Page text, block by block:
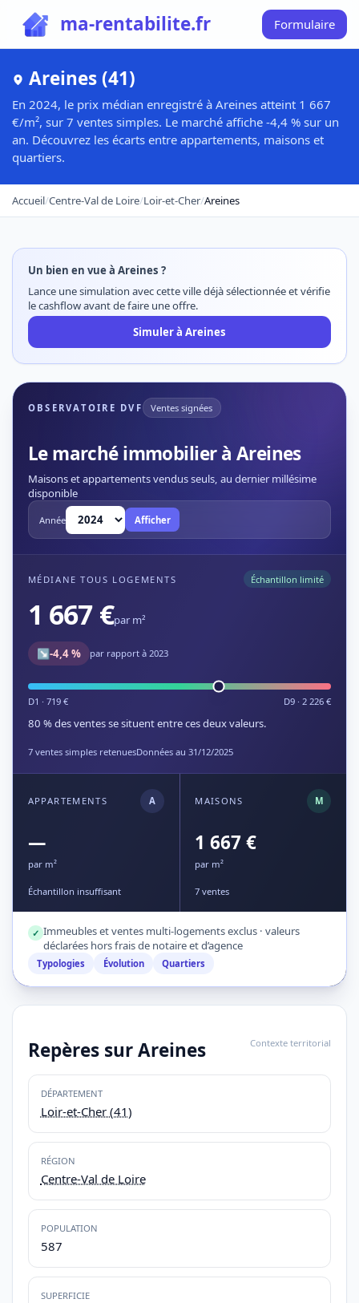
ma-rentabilite.fr Formulaire
Areines (41)
En 2024, le prix médian enregistré à Areines atteint 1 667
€/m², sur 7 ventes simples. Le marché affiche -4,4 % sur un
an. Découvrez les écarts entre appartements, maisons et
quartiers.
Accueil/Centre-Val de Loire/Loir-et-Cher/Areines
Un bien en vue à Areines ?
Lance une simulation avec cette ville déjà sélectionnée et vérifie
le cashflow avant de faire une offre.
Simuler à Areines
OBSERVATOIRE DVF Ventes signées
Le marché immobilier à Areines
Maisons et appartements vendus seuls, au dernier millésime
disponible
Année Afficher
MÉDIANE TOUS LOGEMENTS Échantillon limité
1 667 €par m²
↘-4,4 % par rapport à 2023
D1 · 719 € D9 · 2 226 €
80 % des ventes se situent entre ces deux valeurs.
7 ventes simples retenuesDonnées au 31/12/2025
APPARTEMENTS A
—
par m²
Échantillon insuffisant
MAISONS M
1 667 €
par m²
7 ventes
✓ Immeubles et ventes multi-logements exclus · valeurs
déclarées hors frais de notaire et d’agence
Typologies Évolution Quartiers
Repères sur Areines Contexte territorial
DÉPARTEMENT
Loir-et-Cher (41)
RÉGION
Centre-Val de Loire
POPULATION
587
SUPERFICIE